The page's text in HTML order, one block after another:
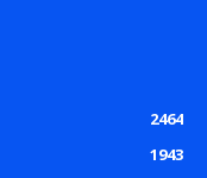
2464
1943